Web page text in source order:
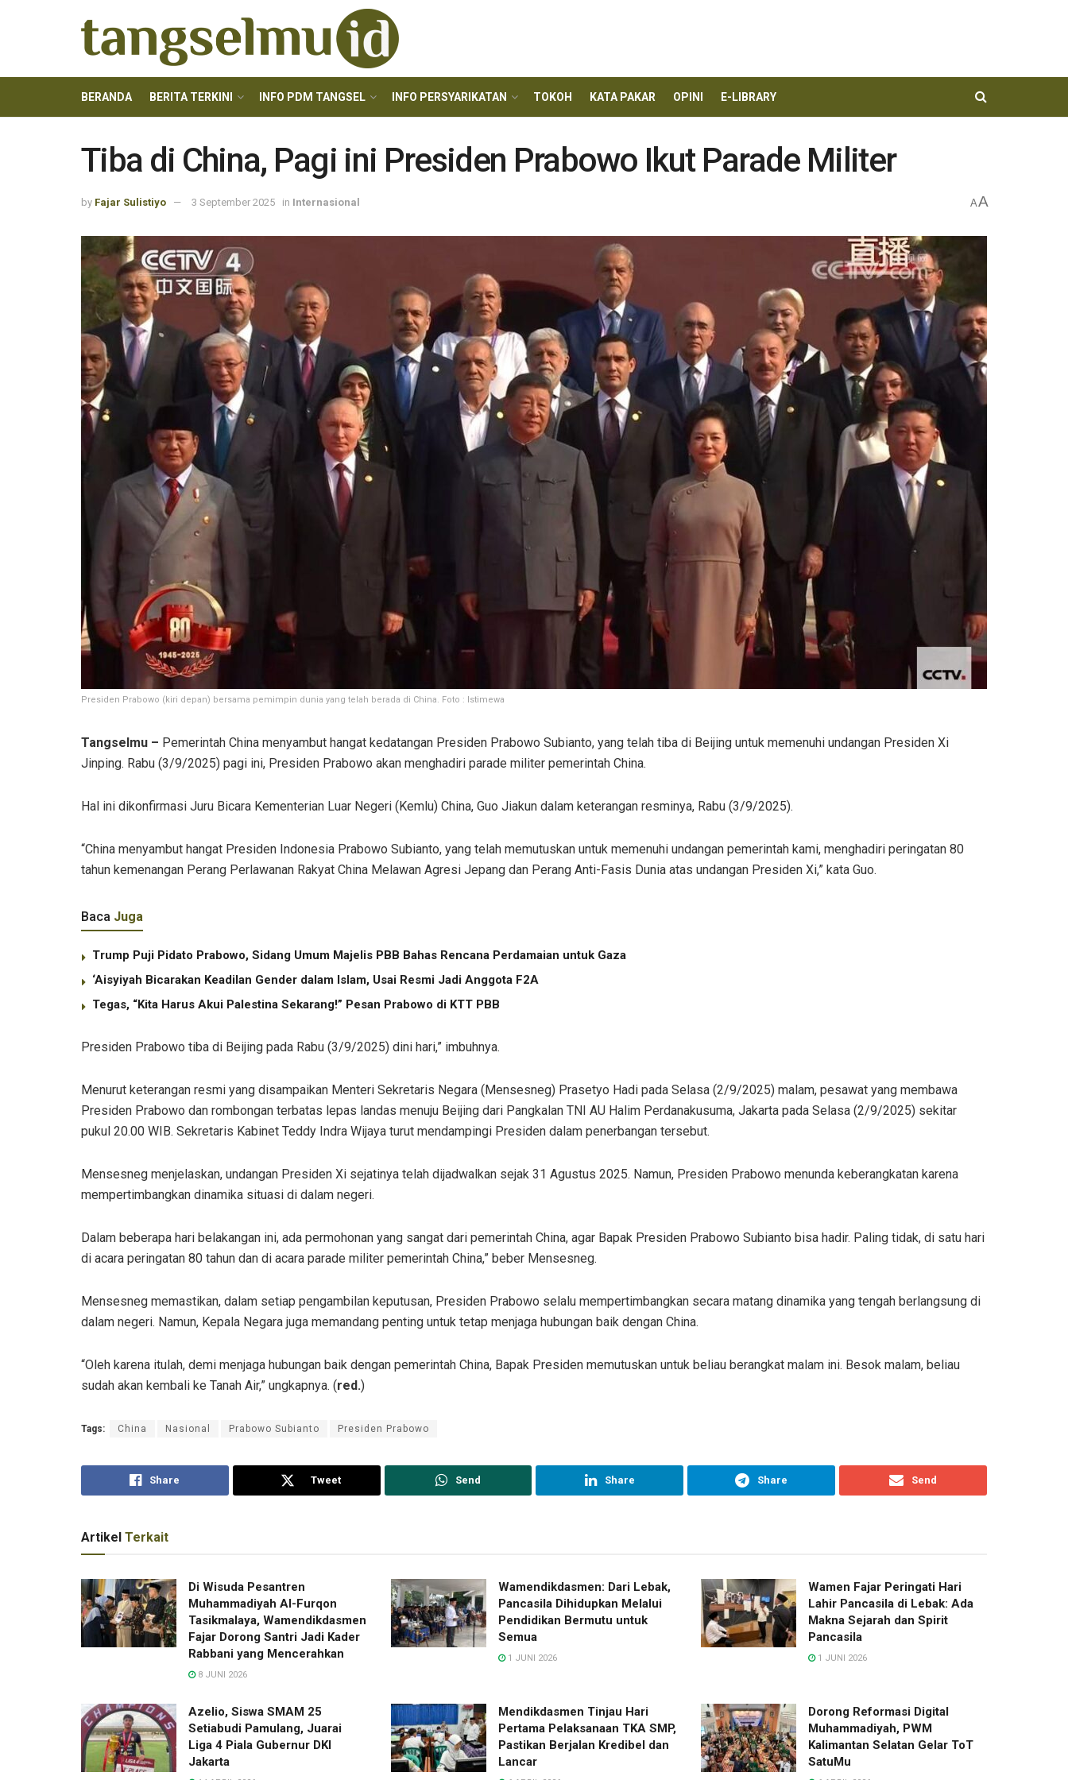
BERANDA BERITA TERKINI INFO PDM TANGSEL INFO PERSYARIKATAN TOKOH KATA PAKAR OPINI E-LIBRARY
Tiba di China, Pagi ini Presiden Prabowo Ikut Parade Militer
by Fajar Sulistiyo 3 September 2025 in Internasional AA
Presiden Prabowo (kiri depan) bersama pemimpin dunia yang telah berada di China. Foto : Istimewa
Tangselmu – Pemerintah China menyambut hangat kedatangan Presiden Prabowo Subianto, yang telah tiba di Beijing untuk memenuhi undangan Presiden Xi
Jinping. Rabu (3/9/2025) pagi ini, Presiden Prabowo akan menghadiri parade militer pemerintah China.
Hal ini dikonfirmasi Juru Bicara Kementerian Luar Negeri (Kemlu) China, Guo Jiakun dalam keterangan resminya, Rabu (3/9/2025).
“China menyambut hangat Presiden Indonesia Prabowo Subianto, yang telah memutuskan untuk memenuhi undangan pemerintah kami, menghadiri peringatan 80
tahun kemenangan Perang Perlawanan Rakyat China Melawan Agresi Jepang dan Perang Anti-Fasis Dunia atas undangan Presiden Xi,” kata Guo.
Baca Juga
Trump Puji Pidato Prabowo, Sidang Umum Majelis PBB Bahas Rencana Perdamaian untuk Gaza
‘Aisyiyah Bicarakan Keadilan Gender dalam Islam, Usai Resmi Jadi Anggota F2A
Tegas, “Kita Harus Akui Palestina Sekarang!” Pesan Prabowo di KTT PBB
Presiden Prabowo tiba di Beijing pada Rabu (3/9/2025) dini hari,” imbuhnya.
Menurut keterangan resmi yang disampaikan Menteri Sekretaris Negara (Mensesneg) Prasetyo Hadi pada Selasa (2/9/2025) malam, pesawat yang membawa
Presiden Prabowo dan rombongan terbatas lepas landas menuju Beijing dari Pangkalan TNI AU Halim Perdanakusuma, Jakarta pada Selasa (2/9/2025) sekitar
pukul 20.00 WIB. Sekretaris Kabinet Teddy Indra Wijaya turut mendampingi Presiden dalam penerbangan tersebut.
Mensesneg menjelaskan, undangan Presiden Xi sejatinya telah dijadwalkan sejak 31 Agustus 2025. Namun, Presiden Prabowo menunda keberangkatan karena
mempertimbangkan dinamika situasi di dalam negeri.
Dalam beberapa hari belakangan ini, ada permohonan yang sangat dari pemerintah China, agar Bapak Presiden Prabowo Subianto bisa hadir. Paling tidak, di satu hari
di acara peringatan 80 tahun dan di acara parade militer pemerintah China,” beber Mensesneg.
Mensesneg memastikan, dalam setiap pengambilan keputusan, Presiden Prabowo selalu mempertimbangkan secara matang dinamika yang tengah berlangsung di
dalam negeri. Namun, Kepala Negara juga memandang penting untuk tetap menjaga hubungan baik dengan China.
“Oleh karena itulah, demi menjaga hubungan baik dengan pemerintah China, Bapak Presiden memutuskan untuk beliau berangkat malam ini. Besok malam, beliau
sudah akan kembali ke Tanah Air,” ungkapnya. (red.)
Tags: China Nasional Prabowo Subianto Presiden Prabowo
Share Tweet Send Share Share Send
Artikel Terkait
Di Wisuda Pesantren
Muhammadiyah Al-Furqon
Tasikmalaya, Wamendikdasmen
Fajar Dorong Santri Jadi Kader
Rabbani yang Mencerahkan
8 JUNI 2026
Wamendikdasmen: Dari Lebak,
Pancasila Dihidupkan Melalui
Pendidikan Bermutu untuk
Semua
1 JUNI 2026
Wamen Fajar Peringati Hari
Lahir Pancasila di Lebak: Ada
Makna Sejarah dan Spirit
Pancasila
1 JUNI 2026
Azelio, Siswa SMAM 25
Setiabudi Pamulang, Juarai
Liga 4 Piala Gubernur DKI
Jakarta
Mendikdasmen Tinjau Hari
Pertama Pelaksanaan TKA SMP,
Pastikan Berjalan Kredibel dan
Lancar
Dorong Reformasi Digital
Muhammadiyah, PWM
Kalimantan Selatan Gelar ToT
SatuMu